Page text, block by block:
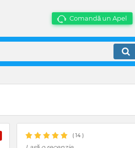
Comandă un Apel
( 14 )